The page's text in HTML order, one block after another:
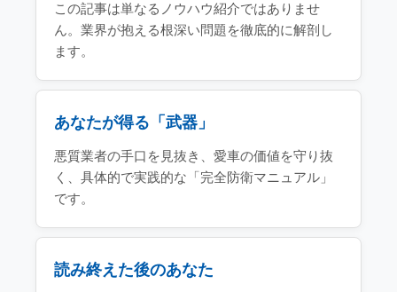
一括査定サイトやAI査定の利便性（光）と、個人情報悪
6. もしトラブルに遭ってしまったら？泣き寝入りしないため
万が一トラブルに巻き込まれた際の相談窓口として、消
旧来の業界構造とは一線を画し、情報の透明性と顧客との
まとめ：賢い消費者となり、あなたの愛車の価値を最大化す
後悔のない売却を実現するための要点を「マインドセッ
この記事は単なるノウハウ紹介ではありませ
ん。業界が抱える根深い問題を徹底的に解剖し
ます。
あなたが得る「武器」
悪質業者の手口を見抜き、愛車の価値を守り抜
く、具体的で実践的な「完全防衛マニュアル」
です。
読み終えた後のあなた